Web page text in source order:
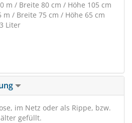
m / Breite 80 cm / Höhe 105 cm
m / Breite 75 cm / Höhe 65 cm
Liter
im Netz oder als Rippe, bzw.
gefüllt.